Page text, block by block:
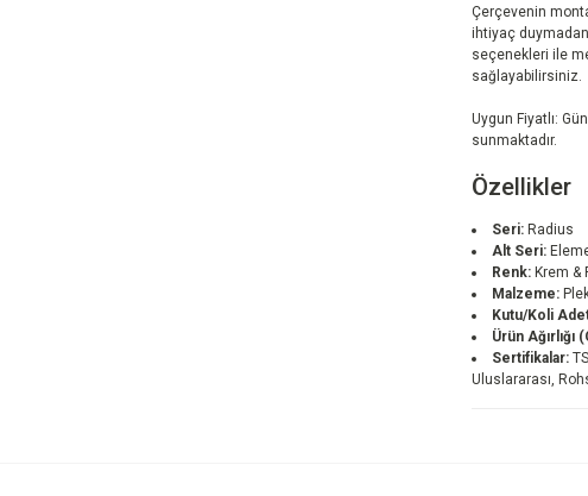
Çerçevenin
ihtiyaç
seçenekleri ile
sağlayabilirsiniz.
Uygun Fiyatlı:
sunmaktadır.
Özellikler
Seri: Radius
Alt Seri:
Renk: Krem &
Malzeme:
Kutu/Koli
Ürün Ağırlığı
Sertifikalar:
Uluslararası,